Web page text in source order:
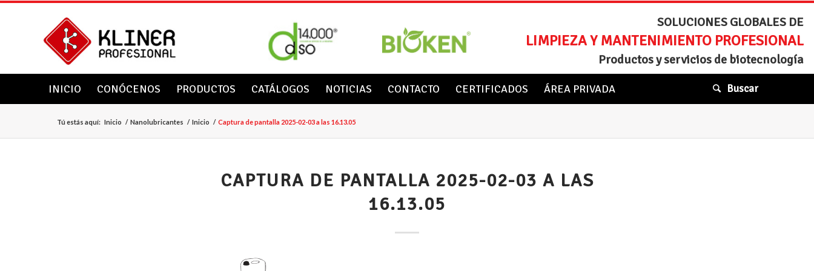
SOLUCIONES GLOBALES DE
LIMPIEZA Y MANTENIMIENTO PROFESIONAL
Productos y servicios de biotecnología
INICIO CONÓCENOS PRODUCTOS CATÁLOGOS NOTICIAS CONTACTO CERTIFICADOS ÁREA PRIVADA Buscar
Tú estás aquí: Inicio / Nanolubricantes / Inicio / Captura de pantalla 2025-02-03 a las 16.13.05
CAPTURA DE PANTALLA 2025-02-03 A LAS
16.13.05